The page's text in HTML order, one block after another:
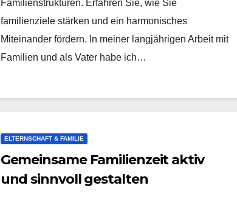
Familienstrukturen. Erfahren Sie, wie Sie
familienziele stärken und ein harmonisches
Miteinander fördern. In meiner langjährigen Arbeit mit
Familien und als Vater habe ich…
ELTERNSCHAFT & FAMILIE
Gemeinsame Familienzeit aktiv
und sinnvoll gestalten